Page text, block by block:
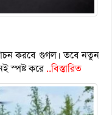
করবে গুগল। তবে নতুন
স্পষ্ট করে..বিস্তারিত